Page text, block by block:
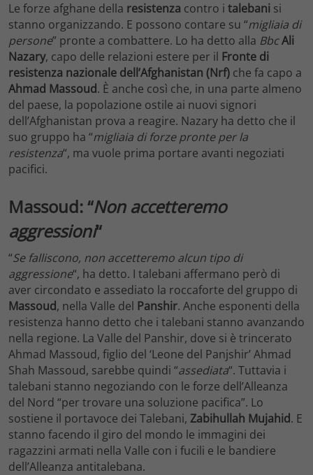
Le forze afghane della resistenza contro i talebani si
stanno organizzando. E possono contare su “migliaia di
persone” pronte a combattere. Lo ha detto alla BbcAli
Nazary, capo delle relazioni estere per il Fronte di
resistenza nazionale dell’Afghanistan (Nrf) che fa capo a
Ahmad Massoud. È anche così che, in una parte almeno
del paese, la popolazione ostile ai nuovi signori
dell’Afghanistan prova a reagire. Nazary ha detto che il
suo gruppo ha “migliaia di forze pronte per la
resistenza“, ma vuole prima portare avanti negoziati
pacifici.
Massoud: “Non accetteremo
aggressioni“
“Se falliscono, non accetteremo alcun tipo di
aggressione“, ha detto. I talebani affermano però di
aver circondato e assediato la roccaforte del gruppo di
Massoud, nella Valle del Panshir. Anche esponenti della
resistenza hanno detto che i talebani stanno avanzando
nella regione. La Valle del Panshir, dove si è trincerato
Ahmad Massoud, figlio del ‘Leone del Panjshir’ Ahmad
Shah Massoud, sarebbe quindi “assediata“. Tuttavia i
talebani stanno negoziando con le forze dell’Alleanza
del Nord “per trovare una soluzione pacifica”. Lo
sostiene il portavoce dei Talebani, Zabihullah Mujahid. E
stanno facendo il giro del mondo le immagini dei
ragazzini armati nella Valle con i fucili e le bandiere
dell’Alleanza antitalebana.